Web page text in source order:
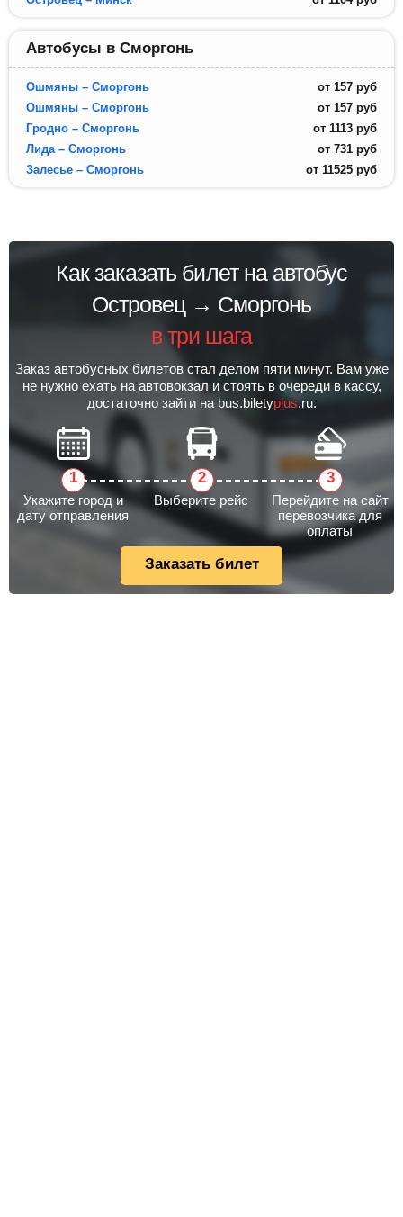
Автобусы в Сморгонь
Ошмяны – Сморгонь от 157 руб
Ошмяны – Сморгонь
от 157 руб
Гродно – Сморгонь
от 1113 руб
Лида – Сморгонь
от 731 руб
Залесье – Сморгонь
от 11525 руб
Как заказать билет на автобус
Островец → Сморгонь
в три шага
Заказ автобусных билетов стал делом пяти минут. Вам уже
не нужно ехать на автовокзал и стоять в очереди в кассу,
достаточно зайти на bus.biletyplus.ru.
Укажите город и
дату отправления
Выберите рейс
Перейдите на сайт
перевозчика для
оплаты
Заказать билет